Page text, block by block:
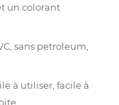
un colorant
sans petroleum,
à utiliser, facile à